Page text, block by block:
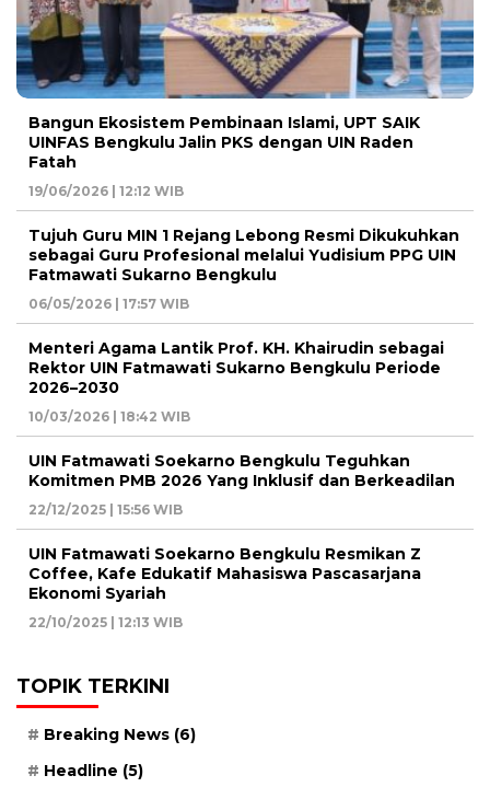
Bangun Ekosistem Pembinaan Islami, UPT SAIK
UINFAS Bengkulu Jalin PKS dengan UIN Raden
Fatah
19/06/2026 | 12:12 WIB
Tujuh Guru MIN 1 Rejang Lebong Resmi Dikukuhkan
sebagai Guru Profesional melalui Yudisium PPG UIN
Fatmawati Sukarno Bengkulu
06/05/2026 | 17:57 WIB
Menteri Agama Lantik Prof. KH. Khairudin sebagai
Rektor UIN Fatmawati Sukarno Bengkulu Periode
2026–2030
10/03/2026 | 18:42 WIB
UIN Fatmawati Soekarno Bengkulu Teguhkan
Komitmen PMB 2026 Yang Inklusif dan Berkeadilan
22/12/2025 | 15:56 WIB
UIN Fatmawati Soekarno Bengkulu Resmikan Z
Coffee, Kafe Edukatif Mahasiswa Pascasarjana
Ekonomi Syariah
22/10/2025 | 12:13 WIB
TOPIK TERKINI
Breaking News (6)
Headline (5)